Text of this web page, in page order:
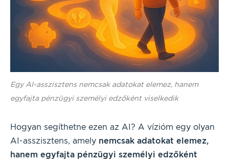
Egy AI-asszisztens nemcsak adatokat elemez, hanem
egyfajta pénzügyi személyi edzőként viselkedik
Hogyan segíthetne ezen az AI? A vízióm egy olyan
AI-asszisztens, amely nemcsak adatokat elemez,
hanem egyfajta pénzügyi személyi edzőként